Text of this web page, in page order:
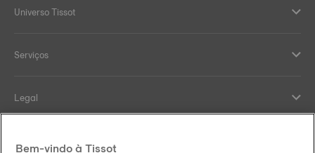
Universo Tissot
Serviços
Legal
Help and contacts
Bem-vindo à Tissot